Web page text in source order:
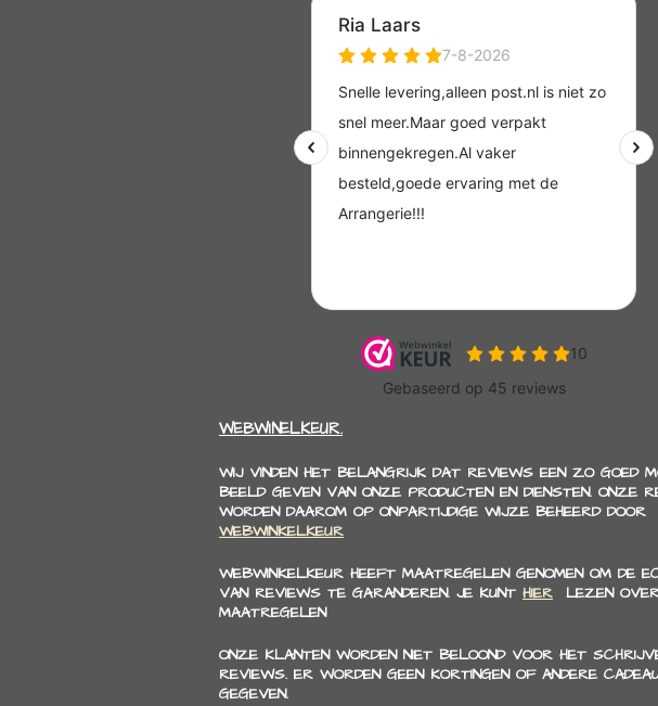
WEBWINELKEUR.
WIJ VINDEN HET BELANGRIJK DAT REVIEWS EEN ZO GOED
BEELD GEVEN VAN ONZE PRODUCTEN EN DIENSTEN. ONZE
WORDEN DAAROM OP ONPARTIJDIGE WIJZE BEHEERD DOOR
WEBWINKELKEUR
WEBWINKELKEUR HEEFT MAATREGELEN GENOMEN OM DE
VAN REVIEWS TE GARANDEREN. JE KUNT HIER LEZEN
MAATREGELEN
ONZE KLANTEN WORDEN NIET BELOOND VOOR HET
REVIEWS. ER WORDEN GEEN KORTINGEN OF ANDERE
GEGEVEN.